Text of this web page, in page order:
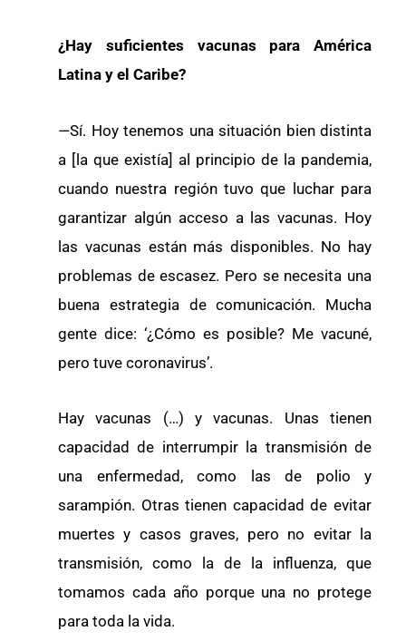
¿Hay suficientes vacunas para América
Latina y el Caribe?
—Sí. Hoy tenemos una situación bien distinta
a [la que existía] al principio de la pandemia,
cuando nuestra región tuvo que luchar para
garantizar algún acceso a las vacunas. Hoy
las vacunas están más disponibles. No hay
problemas de escasez. Pero se necesita una
buena estrategia de comunicación. Mucha
gente dice: ‘¿Cómo es posible? Me vacuné,
pero tuve coronavirus’.
Hay vacunas (…) y vacunas. Unas tienen
capacidad de interrumpir la transmisión de
una enfermedad, como las de polio y
sarampión. Otras tienen capacidad de evitar
muertes y casos graves, pero no evitar la
transmisión, como la de la influenza, que
tomamos cada año porque una no protege
para toda la vida.